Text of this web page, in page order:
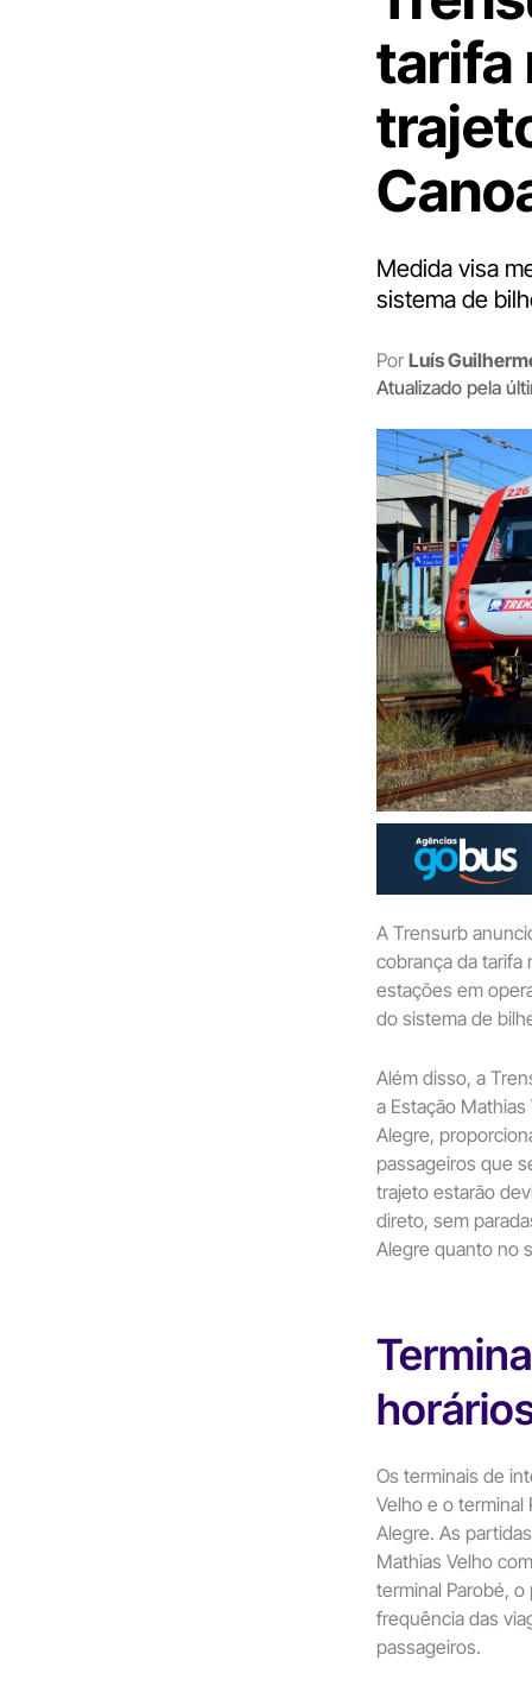
tarifa
Medida visa
sistema de
Por Luís
Atualizado pela
A Trensurb
cobrança da tarifa
estações em
do sistema de
Além disso, a
a Estação
Alegre,
passageiros que
trajeto estarão
direto, sem
Alegre quanto no
Os terminais de
Velho e o terminal
Alegre. As
Mathias Velho
terminal Parobé, o
frequência das
passageiros.